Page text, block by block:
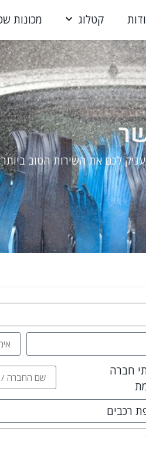
קטלוג מכונות
לכם את השירות הטוב
חברה